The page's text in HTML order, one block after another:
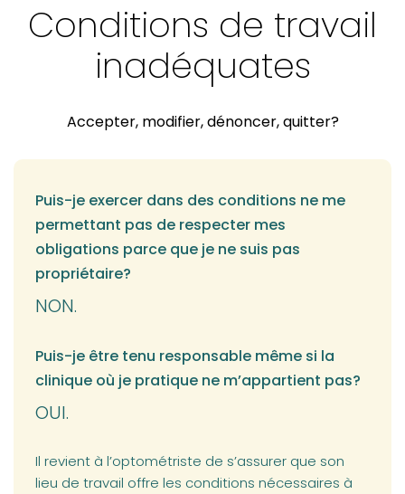
VOTRE PRATIQUE - frais et copies de dossiers
VOTRE PRATIQUE - Récente décision disciplinaire
VOTRE FORMATION CONTINUE - Mot du CPRO
Conditions de travail
inadéquates
Accepter, modifier, dénoncer, quitter?
Puis-je exercer dans des conditions ne me
permettant pas de respecter mes
obligations parce que je ne suis pas
propriétaire?
NON.
Puis-je être tenu responsable même si la
clinique où je pratique ne m’appartient pas?
OUI.
Il revient à l’optométriste de s’assurer que son
lieu de travail offre les conditions nécessaires à